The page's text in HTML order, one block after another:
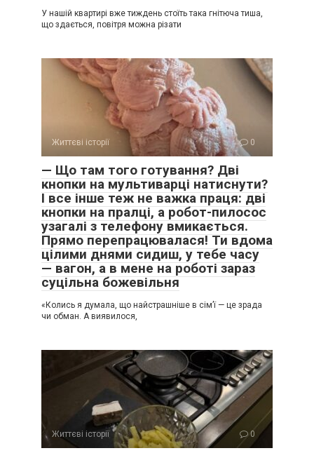
У нашій квартирі вже тиждень стоїть така гнітюча тиша,
що здається, повітря можна різати
Життєві історії 0
— Що там того готування? Дві
кнопки на мультиварці натиснути?
І все інше теж не важка праця: дві
кнопки на пралці, а робот-пилосос
узагалі з телефону вмикається.
Прямо перепрацювалася! Ти вдома
цілими днями сидиш, у тебе часу
— вагон, а в мене на роботі зараз
суцільна божевільня
«Колись я думала, що найстрашніше в сім’ї — це зрада
чи обман. А виявилося,
Життєві історії 0